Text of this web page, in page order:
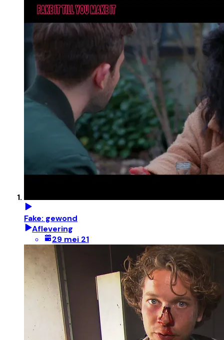
Fake: gewond
Aflevering
29 mei 21